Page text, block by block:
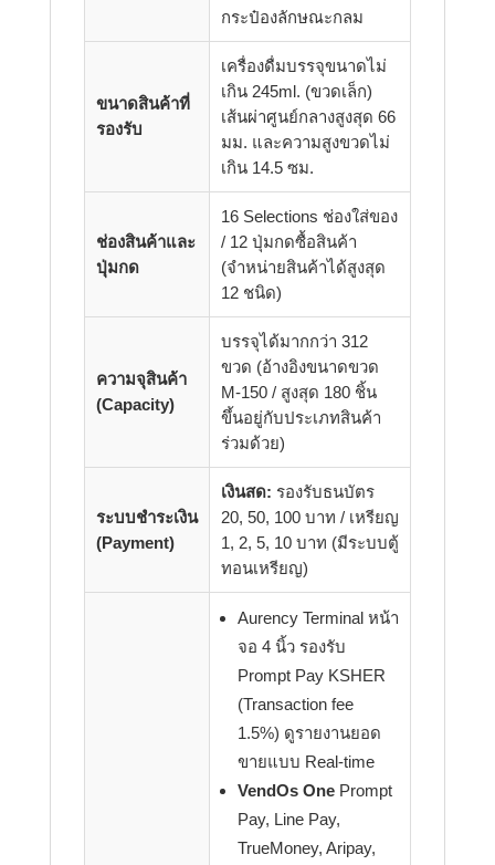
กระป๋องลักษณะกลม
ขนาดสินค้าที่
รองรับ
เครื่องดื่มบรรจุขนาดไม่
เกิน 245ml. (ขวดเล็ก)
เส้นผ่าศูนย์กลางสูงสุด 66
มม. และความสูงขวดไม่
เกิน 14.5 ซม.
ช่องสินค้าและ
ปุ่มกด
16 Selections ช่องใส่ของ
/ 12 ปุ่มกดซื้อสินค้า
(จำหน่ายสินค้าได้สูงสุด
12 ชนิด)
ความจุสินค้า
(Capacity)
บรรจุได้มากกว่า 312
ขวด (อ้างอิงขนาดขวด
M-150 / สูงสุด 180 ชิ้น
ขึ้นอยู่กับประเภทสินค้า
ร่วมด้วย)
ระบบชำระเงิน
(Payment)
เงินสด: รองรับธนบัตร
20, 50, 100 บาท / เหรียญ
1, 2, 5, 10 บาท (มีระบบตู้
ทอนเหรียญ)
Aurency Terminal หน้า
จอ 4 นิ้ว รองรับ
Prompt Pay KSHER
(Transaction fee
1.5%) ดูรายงานยอด
ขายแบบ Real-time
VendOs One Prompt
Pay, Line Pay,
TrueMoney, Aripay,